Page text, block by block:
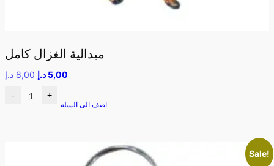
ميدالية الغزال كامل
8,00 د.إ 5,00 د.إ
- +
اضف الى السلة
Sale!